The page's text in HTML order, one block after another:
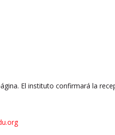
El instituto confirmará la